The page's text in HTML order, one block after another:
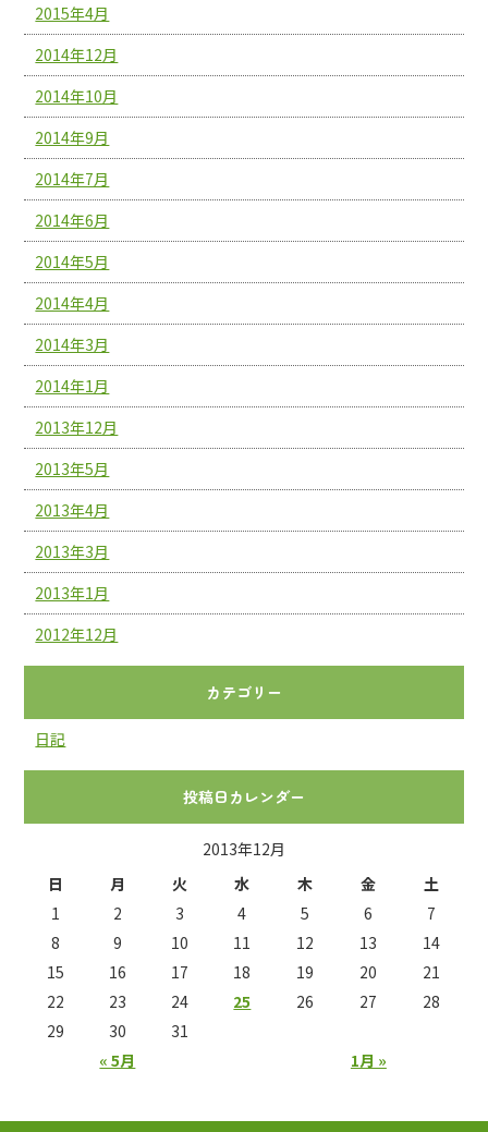
2015年4月
2014年12月
2014年10月
2014年9月
2014年7月
2014年6月
2014年5月
2014年4月
2014年3月
2014年1月
2013年12月
2013年5月
2013年4月
2013年3月
2013年1月
2012年12月
カテゴリー
日記
投稿日カレンダー
2013年12月
日
月 火 水 木 金 土
« 5月 1月 »
1 2 3 4 5 6
7
8
9 10 11 12 13
14
15
16 17 18 19 20
21
22
23 24 25 26 27
28
29
30 31